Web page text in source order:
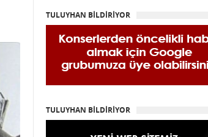
TULUYHAN BİLDİRİYOR
TULUYHAN BİLDİRİYOR